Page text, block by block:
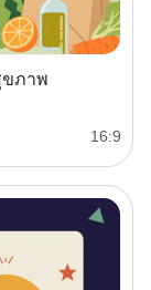
ขภาพ
16:9